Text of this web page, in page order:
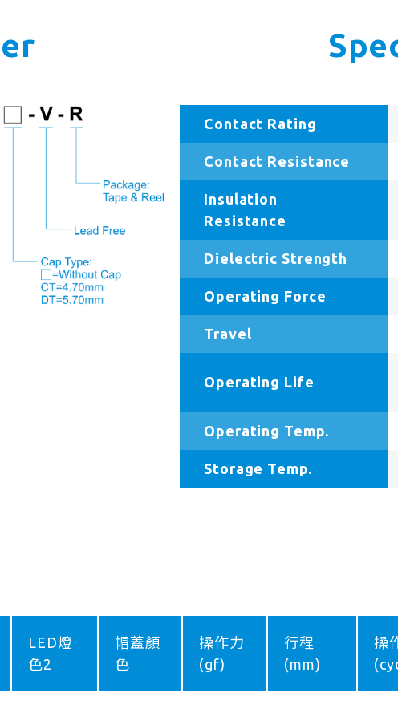
Contact Rating
Contact Resistance
Insulation
Resistance
Dielectric Strength
Operating Force
Travel
Operating Life
Operating Temp.
Storage Temp.
LED燈
色2
帽蓋顏
色
操作力
(gf)
行程
(mm)
操